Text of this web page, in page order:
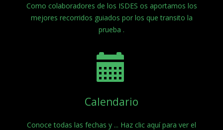
Como colaboradores de los ISDES os aportamos los
mejores recorridos guiados por los que transito la
prueba .
Calendario
Conoce todas las fechas y ... Haz clic aquí para ver el